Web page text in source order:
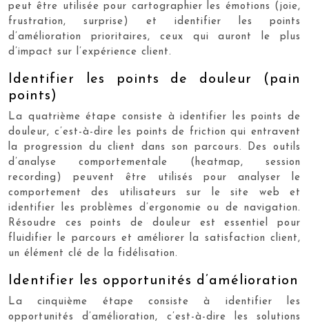
peut être utilisée pour cartographier les émotions (joie,
frustration, surprise) et identifier les points
d’amélioration prioritaires, ceux qui auront le plus
d’impact sur l’expérience client.
Identifier les points de douleur (pain
points)
La quatrième étape consiste à identifier les points de
douleur, c’est-à-dire les points de friction qui entravent
la progression du client dans son parcours. Des outils
d’analyse comportementale (heatmap, session
recording) peuvent être utilisés pour analyser le
comportement des utilisateurs sur le site web et
identifier les problèmes d’ergonomie ou de navigation.
Résoudre ces points de douleur est essentiel pour
fluidifier le parcours et améliorer la satisfaction client,
un élément clé de la fidélisation.
Identifier les opportunités d’amélioration
La cinquième étape consiste à identifier les
opportunités d’amélioration, c’est-à-dire les solutions